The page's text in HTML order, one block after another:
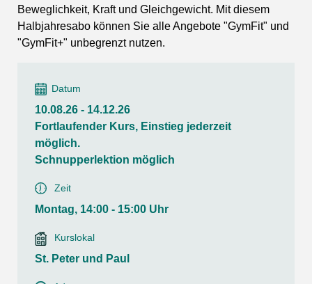
Beweglichkeit, Kraft und Gleichgewicht. Mit diesem
Halbjahresabo können Sie alle Angebote "GymFit" und
"GymFit+" unbegrenzt nutzen.
Datum
10.08.26 - 14.12.26
Fortlaufender Kurs, Einstieg jederzeit
möglich.
Schnupperlektion möglich
Zeit
Montag, 14:00 - 15:00 Uhr
Kurslokal
St. Peter und Paul